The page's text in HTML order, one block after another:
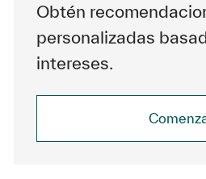
Obtén
personalizadas
intereses.